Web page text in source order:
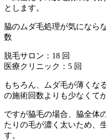
とします。
脇のムダ毛処理が気になら
数
脱毛サロン： 18 回
医療クリニック： 5 回
もちろん、ムダ毛が薄くな
の施術回数よりも少なくて
ですが脇毛の場合、脇全体
たりの毛が濃く太いため、
す。